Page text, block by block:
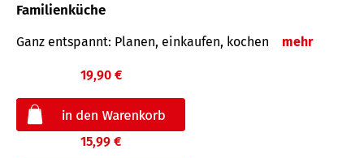
Familienküche
Ganz entspannt: Planen, einkaufen, kochen mehr
19,90 €
15,99 €